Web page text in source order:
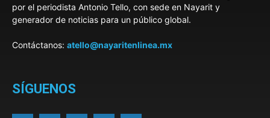
por el periodista Antonio Tello, con sede en Nayarit y
generador de noticias para un público global.
Contáctanos: atello@nayaritenlinea.mx
SÍGUENOS